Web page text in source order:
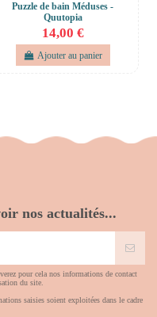
Puzzle de bain Méduses -
Quutopia
14,00 €
Ajouter au panier
nos actualités...
pour cela nos informations de contact
du site.
saisies soient exploitées dans le cadre